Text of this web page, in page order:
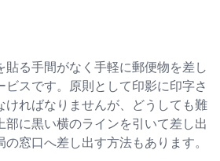
貼る手間がなく手軽に郵便物を差し
ビスです。原則として印影に印字さ
ければなりませんが、どうしても難
部に黒い横のラインを引いて差し出
窓口へ差し出す方法もあります。